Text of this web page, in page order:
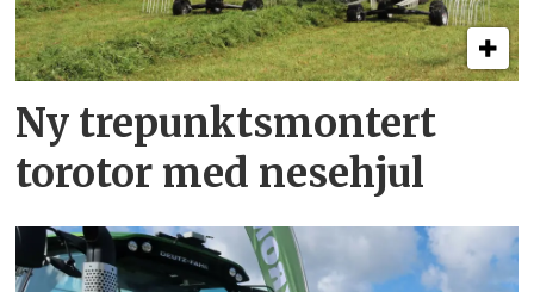
Ny trepunkts­montert
torotor med nesehjul